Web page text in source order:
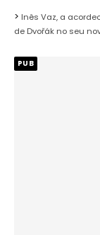
Inês Vaz, a
de Dvořák no seu
PUB